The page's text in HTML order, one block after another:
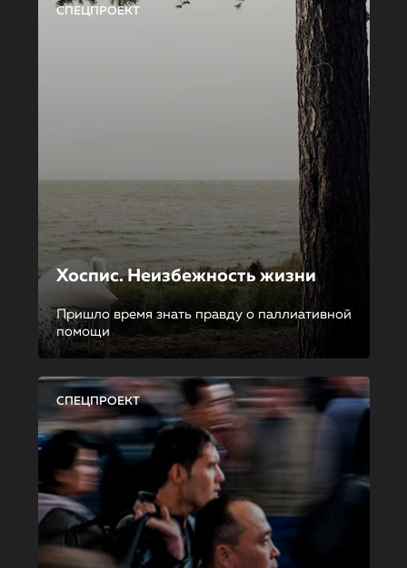
СПЕЦПРОЕКТ
Хоспис. Неизбежность жизни
Пришло время знать правду о паллиативной
помощи
СПЕЦПРОЕКТ